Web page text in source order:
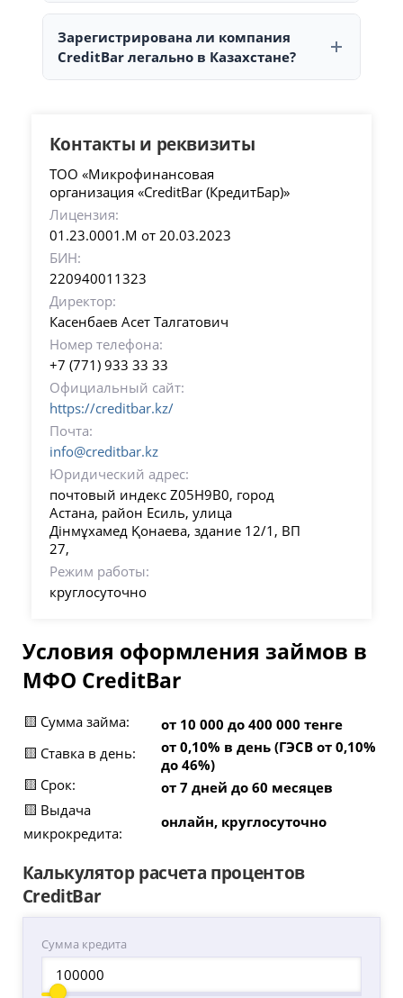
Встроенное помещение 27, Телефон:+7 (771) 933
33 33, E-mail:info@creditbar.kz
Микрокредиты в CreditBar предоставляет ТОО
«Микрофинансовая организация «CreditBar
(КредитБар)», которое осуществляет финансовую
деятельность и обслуживание клиентов.
Зарегистрирована ли компания
CreditBar легально в Казахстане?
Контакты и реквизиты
ТОО «Микрофинансовая
организация «CreditBar (КредитБар)»
Лицензия:
01.23.0001.М от 20.03.2023
БИН:
220940011323
Директор:
Касенбаев Асет Талгатович
Номер телефона:
+7 (771) 933 33 33
Официальный сайт:
https://creditbar.kz/
Почта:
info@creditbar.kz
Юридический адрес:
почтовый индекс Z05H9B0, город
Астана, район Есиль, улица
Дінмұхамед Қонаева, здание 12/1, ВП
27,
Режим работы:
круглосуточно
Условия оформления займов в
МФО CreditBar
🟨 Сумма займа:
от 10 000 до 400 000 тенге
🟨 Ставка в день:
от 0,10% в день (ГЭСВ от 0,10%
до 46%)
🟨 Срок:
от 7 дней до 60 месяцев
🟨 Выдача
микрокредита:
онлайн, круглосуточно
Калькулятор расчета процентов
CreditBar
Сумма кредита